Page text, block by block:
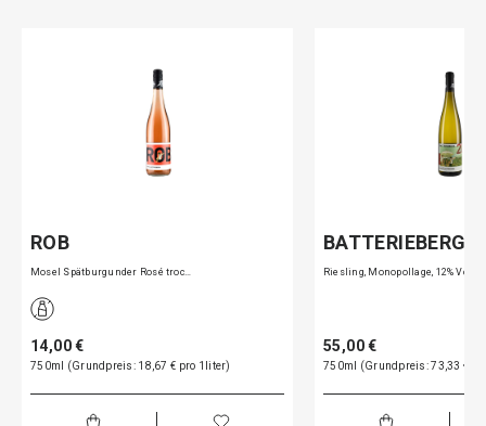
ROB
Mosel Spätburgunder Rosé troc…
14,00 €
750ml (Grundpreis: 18,67 € pro 1liter)
BATTERIEBERG
Riesling, Monopollage, 12% Vo…
55,00 €
750ml (Grundpreis: 73,33 €